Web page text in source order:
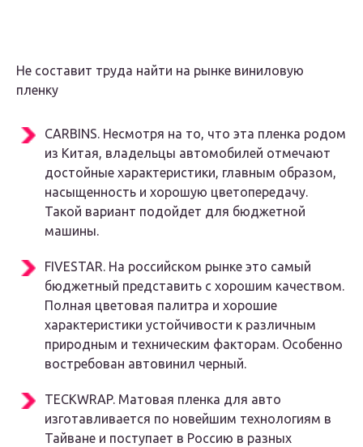
Не составит труда найти на рынке виниловую
пленку
CARBINS. Несмотря на то, что эта пленка родом
из Китая, владельцы автомобилей отмечают
достойные характеристики, главным образом,
насыщенность и хорошую цветопередачу.
Такой вариант подойдет для бюджетной
машины.
FIVESTAR. На российском рынке это самый
бюджетный представить с хорошим качеством.
Полная цветовая палитра и хорошие
характеристики устойчивости к различным
природным и техническим факторам. Особенно
востребован автовинил черный.
TECKWRAP. Матовая пленка для авто
изготавливается по новейшим технологиям в
Тайване и поступает в Россию в разных